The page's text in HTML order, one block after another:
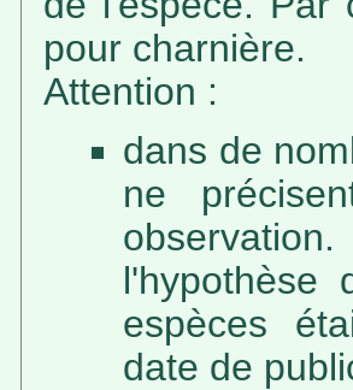
pour charnière.
Attention :
dans de
ne
l'hypothèse
espèces
date de